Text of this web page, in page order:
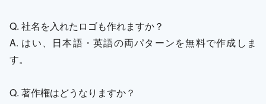
Q. 社名を入れたロゴも作れますか？
A. はい、日本語・英語の両パターンを無料で作成しま
す。
Q. 著作権はどうなりますか？